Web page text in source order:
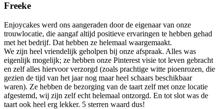
Freeke
Enjoycakes werd ons aangeraden door de eigenaar van onze
trouwlocatie, die aangaf altijd positieve ervaringen te hebben gehad
met het bedrijf. Dat hebben ze helemaal waargemaakt.
We zijn heel vriendelijk geholpen bij onze afspraak. Alles was
eigenlijk mogelijk; ze hebben onze Pinterest visie tot leven gebracht
en zelf alles hiervoor verzorgd (zoals prachtige witte pioenrozen, die
gezien de tijd van het jaar nog maar heel schaars beschikbaar
waren). Ze hebben de bezorging van de taart zelf met onze locatie
afgestemd, wij zijn zelf echt helemaal ontzorgd. En tot slot was de
taart ook heel erg lekker. 5 sterren waard dus!